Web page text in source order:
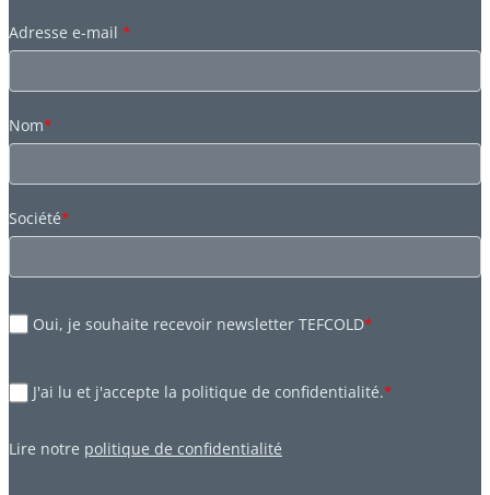
Adresse e-mail *
Nom*
Société*
Oui, je souhaite recevoir newsletter TEFCOLD*
J'ai lu et j'accepte la politique de confidentialité.*
Lire notre politique de confidentialité